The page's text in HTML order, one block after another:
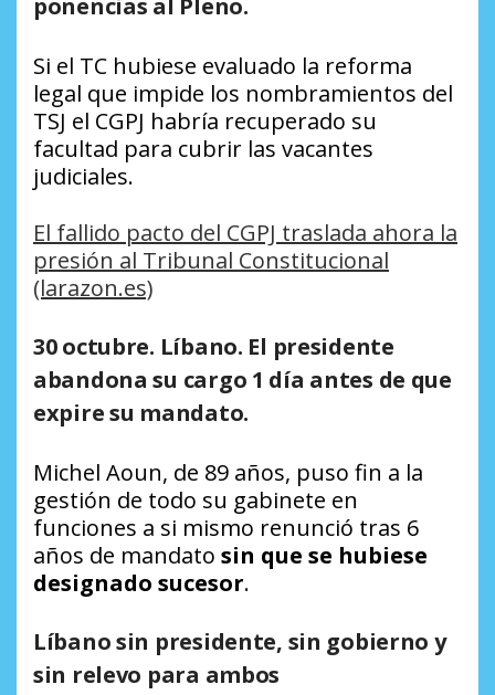
ponencias al Pleno.
Si el TC hubiese evaluado la reforma
legal que impide los nombramientos del
TSJ el CGPJ habría recuperado su
facultad para cubrir las vacantes
judiciales.
El fallido pacto del CGPJ traslada ahora la
presión al Tribunal Constitucional
(larazon.es)
30 octubre. Líbano. El presidente
abandona su cargo 1 día antes de que
expire su mandato.
Michel Aoun, de 89 años, puso fin a la
gestión de todo su gabinete en
funciones a si mismo renunció tras 6
años de mandato sin que se hubiese
designado sucesor.
Líbano sin presidente, sin gobierno y
sin relevo para ambos